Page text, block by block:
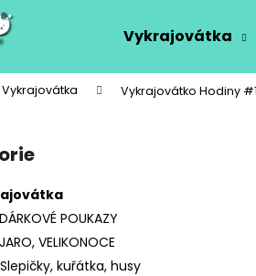
Vykrajovátka
Vykrajovátka Vykrajovátko Hodiny
POUKAZY
VELIKONOCE
kuřátka, husy